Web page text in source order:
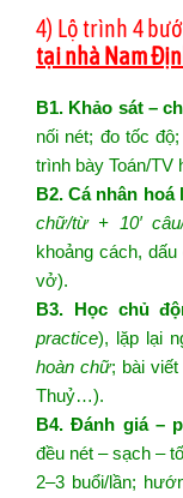
4) Lộ trình 4
tại nhà Nam
B1. Khảo sát –
nối nét; đo tốc
trình bày Toán/TV
B2. Cá nhân hoá
chữ/từ + 10′
khoảng cách,
vở).
B3. Học chủ
practice), lặp lại
hoàn chữ; bài
Thuỷ…).
B4. Đánh giá –
đều nét – sạch –
2–3 buổi/lần;